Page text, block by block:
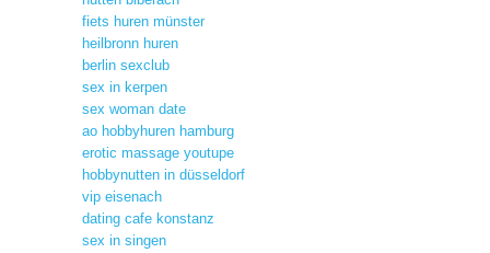
fiets huren münster
heilbronn huren
berlin sexclub
sex in kerpen
sex woman date
ao hobbyhuren hamburg
erotic massage youtupe
hobbynutten in düsseldorf
vip eisenach
dating cafe konstanz
sex in singen